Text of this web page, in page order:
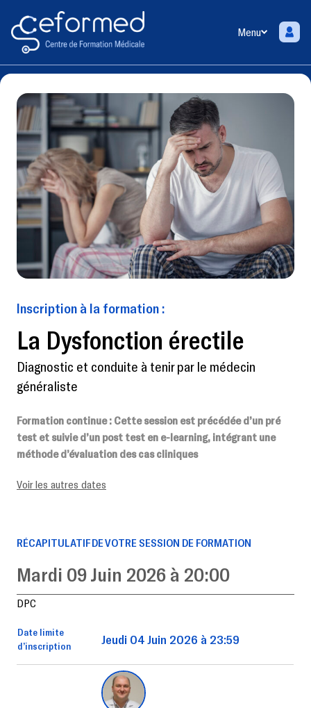
Menu
Inscription à la formation :
La Dysfonction érectile
Diagnostic et conduite à tenir par le médecin
généraliste
Formation continue: Cette session est précédée d’un pré
test et suivie d’un post test en e-learning, intégrant une
méthode d’évaluation des cas cliniques
Voir les autres dates
RÉCAPITULATIF DE VOTRE SESSION DE FORMATION
Mardi 09 Juin 2026 à 20:00
DPC
Date limite
d’inscription
Jeudi 04 Juin 2026 à 23:59